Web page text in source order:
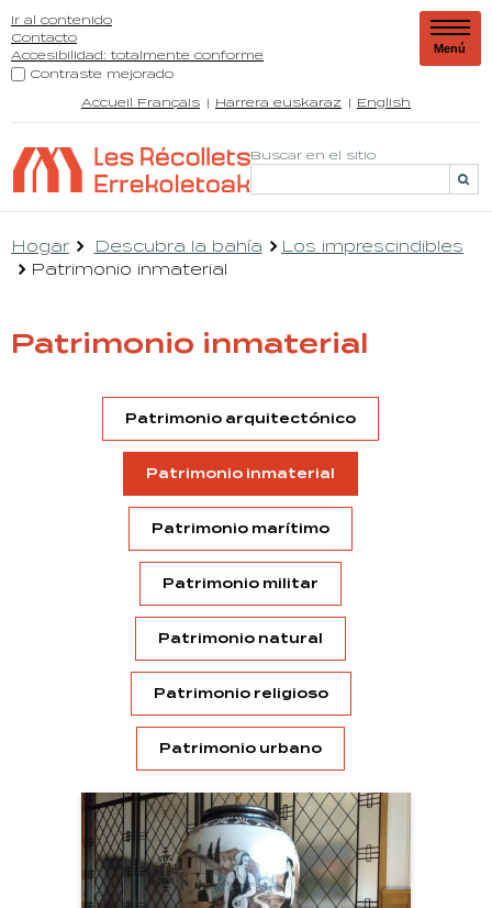
Ir al contenido
Contacto
Accesibilidad: totalmente conforme
Contraste mejorado
Accueil Français
Harrera euskaraz English
Buscar en el sitio
Menú
Hogar Descubra la bahía
Los imprescindibles
Patrimonio inmaterial
Patrimonio inmaterial
Patrimonio arquitectónico
Patrimonio inmaterial
Patrimonio marítimo
Patrimonio militar
Patrimonio natural
Patrimonio religioso
Patrimonio urbano